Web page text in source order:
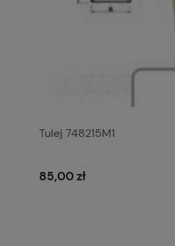
Tulej 748215M1
85,00 zł